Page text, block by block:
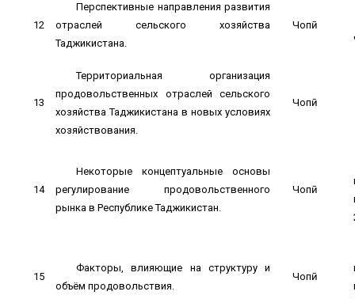
12
Перспективные направления развития
отраслей сельского хозяйства
Таджикистана.
Чопӣ
13
Территориальная организация
продовольственных отраслей сельского
хозяйства Таджикистана в новых условиях
хозяйствования.
Чопӣ
14
Некоторые концептуальные основы
регулирование продовольственного
рынка в Республике Таджикистан.
Чопӣ
15
Факторы, влияющие на структуру и
объём продовольствия.
Чопӣ